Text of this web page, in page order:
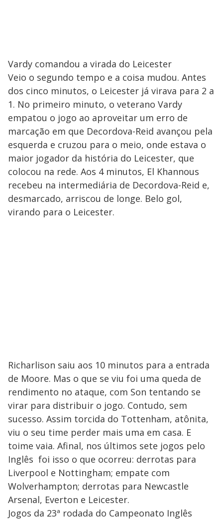
Vardy comandou a virada do Leicester
Veio o segundo tempo e a coisa mudou. Antes
dos cinco minutos, o Leicester já virava para 2 a
1. No primeiro minuto, o veterano Vardy
empatou o jogo ao aproveitar um erro de
marcação em que Decordova-Reid avançou pela
esquerda e cruzou para o meio, onde estava o
maior jogador da história do Leicester, que
colocou na rede. Aos 4 minutos, El Khannous
recebeu na intermediária de Decordova-Reid e,
desmarcado, arriscou de longe. Belo gol,
virando para o Leicester.
Richarlison saiu aos 10 minutos para a entrada
de Moore. Mas o que se viu foi uma queda de
rendimento no ataque, com Son tentando se
virar para distribuir o jogo. Contudo, sem
sucesso. Assim torcida do Tottenham, atônita,
viu o seu time perder mais uma em casa. E
toime vaia. Afinal, nos últimos sete jogos pelo
Inglês foi isso o que ocorreu: derrotas para
Liverpool e Nottingham; empate com
Wolverhampton; derrotas para Newcastle
Arsenal, Everton e Leicester.
Jogos da 23ª rodada do Campeonato Inglês